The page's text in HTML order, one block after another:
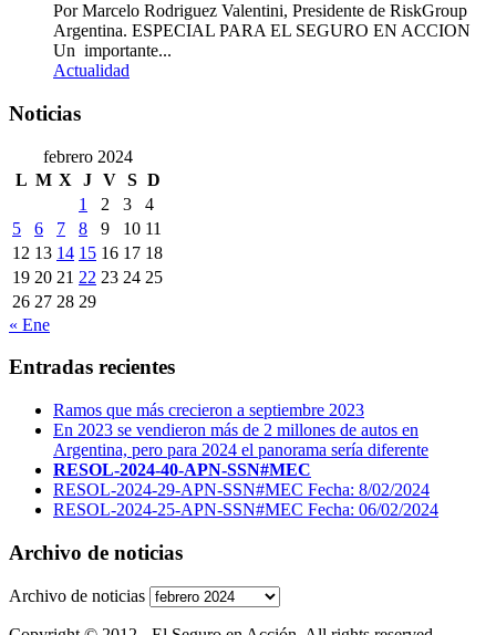
Por Marcelo Rodriguez Valentini, Presidente de RiskGroup
Argentina. ESPECIAL PARA EL SEGURO EN ACCION
Un importante...
Actualidad
Noticias
febrero 2024
L M X J V S D
1
2 3
4
5
6 7 8 9 10 11
12 13 14 15 16 17 18
19 20 21 22 23 24 25
26 27 28 29
« Ene
Entradas recientes
Ramos que más crecieron a septiembre 2023
En 2023 se vendieron más de 2 millones de autos en
Argentina, pero para 2024 el panorama sería diferente
RESOL-2024-40-APN-SSN#MEC
RESOL-2024-29-APN-SSN#MEC Fecha: 8/02/2024
RESOL-2024-25-APN-SSN#MEC Fecha: 06/02/2024
Archivo de noticias
Archivo de noticias